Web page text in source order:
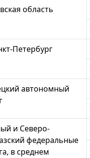
область
Петербург
автономный
и Северо-
федеральные
в среднем